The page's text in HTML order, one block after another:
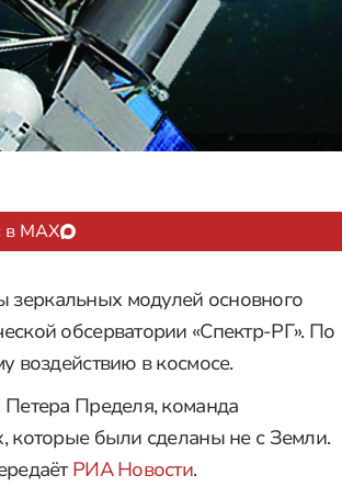
MAX
модулей основного
обсерватории «Спектр-РГ». По
воздействию в космосе.
Пределя, команда
которые были сделаны не с Земли.
РИА Новости.